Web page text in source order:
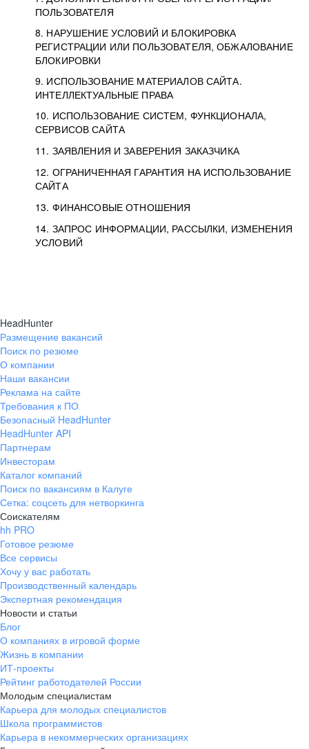
ПОЛЬЗОВАТЕЛЯ
8. НАРУШЕНИЕ УСЛОВИЙ И БЛОКИРОВКА
РЕГИСТРАЦИИ ИЛИ ПОЛЬЗОВАТЕЛЯ, ОБЖАЛОВАНИЕ
БЛОКИРОВКИ
9. ИСПОЛЬЗОВАНИЕ МАТЕРИАЛОВ САЙТА.
ИНТЕЛЛЕКТУАЛЬНЫЕ ПРАВА
10. ИСПОЛЬЗОВАНИЕ СИСТЕМ, ФУНКЦИОНАЛА,
СЕРВИСОВ САЙТА
11. ЗАЯВЛЕНИЯ И ЗАВЕРЕНИЯ ЗАКАЗЧИКА
12. ОГРАНИЧЕННАЯ ГАРАНТИЯ НА ИСПОЛЬЗОВАНИЕ
САЙТА
13. ФИНАНСОВЫЕ ОТНОШЕНИЯ
14. ЗАПРОС ИНФОРМАЦИИ, РАССЫЛКИ, ИЗМЕНЕНИЯ
УСЛОВИЙ
HeadHunter
Размещение вакансий
Поиск по резюме
О компании
Наши вакансии
Реклама на сайте
Требования к ПО
Безопасный HeadHunter
HeadHunter API
Партнерам
Инвесторам
Каталог компаний
Поиск по вакансиям в Калуге
Сетка: соцсеть для нетворкинга
Соискателям
hh PRO
Готовое резюме
Все сервисы
Хочу у вас работать
Производственный календарь
Экспертная рекомендация
Новости и статьи
Блог
О компаниях в игровой форме
Жизнь в компании
ИТ-проекты
Рейтинг работодателей России
Молодым специалистам
Карьера для молодых специалистов
Школа программистов
Карьера в некоммерческих организациях